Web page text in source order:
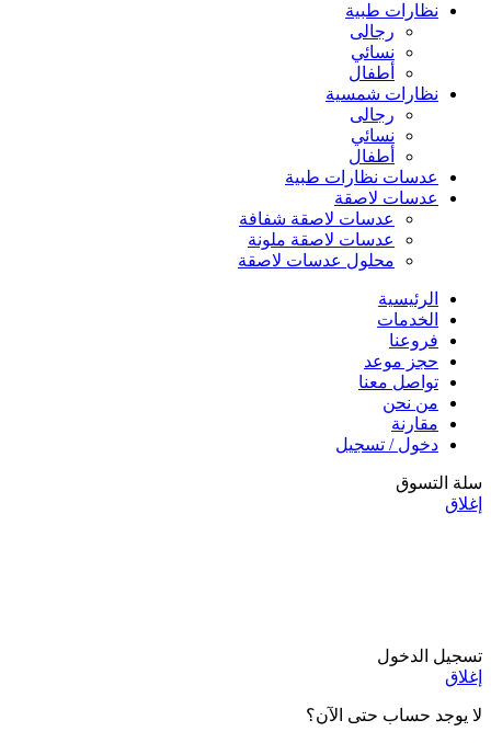
نظارات طبية
رجالى
نسائي
أطفال
نظارات شمسية
رجالى
نسائي
أطفال
عدسات نظارات طبية
عدسات لاصقة
عدسات لاصقة شفافة
عدسات لاصقة ملونة
محلول عدسات لاصقة
الرئيسية
الخدمات
فروعنا
حجز موعد
تواصل معنا
من نحن
مقارنة
دخول / تسجيل
سلة التسوق
إغلاق
تسجيل الدخول
إغلاق
لا يوجد حساب حتى الآن؟